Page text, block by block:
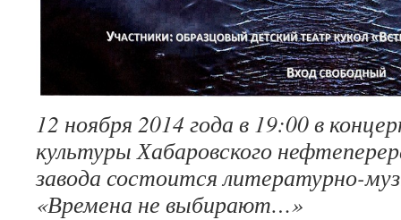
12 ноября 2014 года в 19:00 в
культуры Хабаровского
завода состоится литературно-
«Времена не выбирают…»